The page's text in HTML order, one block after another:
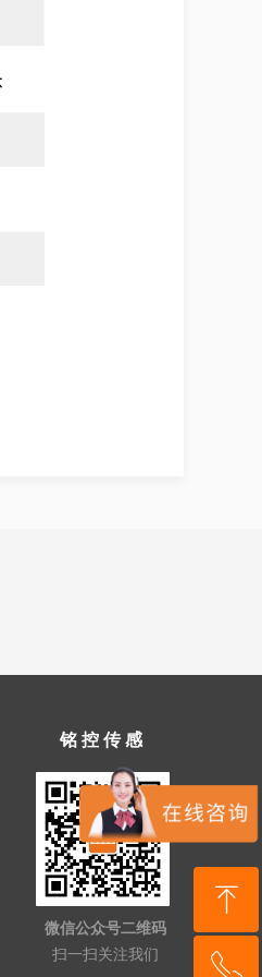
微信公众号二维码
扫一扫关注我们
铭 控 传 感
ꁸ
回到顶部
ꂅ